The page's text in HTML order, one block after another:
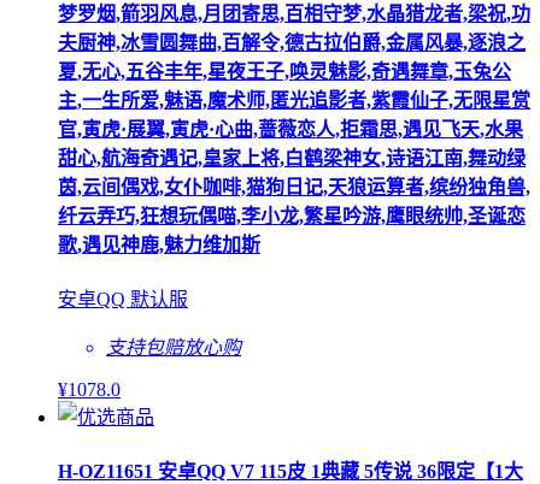
梦罗烟,箭羽风息,月团寄思,百相守梦,水晶猎龙者,梁祝,功
夫厨神,冰雪圆舞曲,百解令,德古拉伯爵,金属风暴,逐浪之
夏,无心,五谷丰年,星夜王子,唤灵魅影,奇遇舞章,玉兔公
主,一生所爱,魅语,魔术师,匿光追影者,紫霞仙子,无限星赏
官,寅虎·展翼,寅虎·心曲,蔷薇恋人,拒霜思,遇见飞天,水果
甜心,航海奇遇记,皇家上将,白鹤梁神女,诗语江南,舞动绿
茵,云间偶戏,女仆咖啡,猫狗日记,天狼运算者,缤纷独角兽,
纤云弄巧,狂想玩偶喵,李小龙,繁星吟游,鹰眼统帅,圣诞恋
歌,遇见神鹿,魅力维加斯
安卓QQ 默认服
支持包赔放心购
¥1078.0
H-OZ11651 安卓QQ V7 115皮 1典藏 5传说 36限定【1大